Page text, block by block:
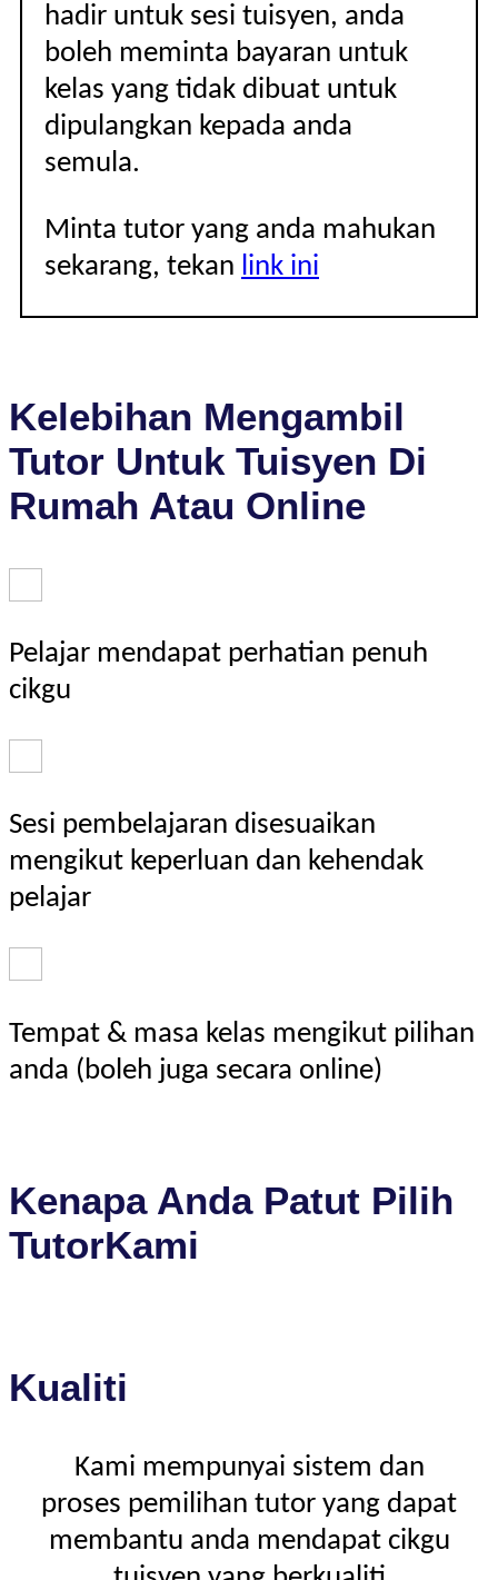
hadir untuk sesi tuisyen, anda
boleh meminta bayaran untuk
kelas yang tidak dibuat untuk
dipulangkan kepada anda
semula.
Minta tutor yang anda mahukan
sekarang, tekan link ini
Kelebihan Mengambil
Tutor Untuk Tuisyen Di
Rumah Atau Online
Pelajar mendapat perhatian penuh
cikgu
Sesi pembelajaran disesuaikan
mengikut keperluan dan kehendak
pelajar
Tempat & masa kelas mengikut pilihan
anda (boleh juga secara online)
Kenapa Anda Patut Pilih
TutorKami
Kualiti
Kami mempunyai sistem dan
proses pemilihan tutor yang dapat
membantu anda mendapat cikgu